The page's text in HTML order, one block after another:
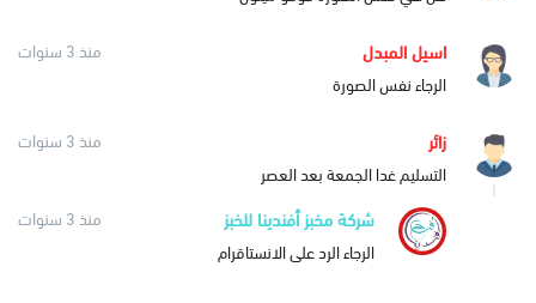
اسيل المبدل
منذ 3 سنوات
الرجاء نفس الصورة
زائر
منذ 3 سنوات
التسليم غدا الجمعة بعد العصر
شركة مخبز أفندينا للخبز
منذ 3 سنوات
الرجاء الرد على الانستاقرام